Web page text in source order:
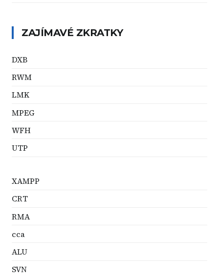
ZAJÍMAVÉ ZKRATKY
DXB
RWM
LMK
MPEG
WFH
UTP
XAMPP
CRT
RMA
cca
ALU
SVN